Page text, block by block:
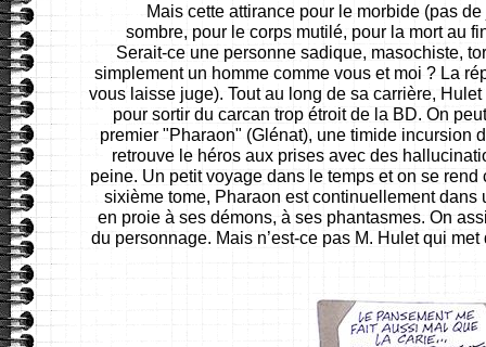
Mais cette attirance pour le morbide (pas
sombre, pour le corps mutilé, pour la mort au
Serait-ce une personne sadique, masochiste,
simplement un homme comme vous et moi ? La
vous laisse juge). Tout au long de sa carrière,
pour sortir du carcan trop étroit de la BD. On
premier "Pharaon" (Glénat), une timide incursion
retrouve le héros aux prises avec des
peine. Un petit voyage dans le temps et on se rend
sixième tome, Pharaon est continuellement dans
en proie à ses démons, à ses phantasmes. On
du personnage. Mais n’est-ce pas M. Hulet qui